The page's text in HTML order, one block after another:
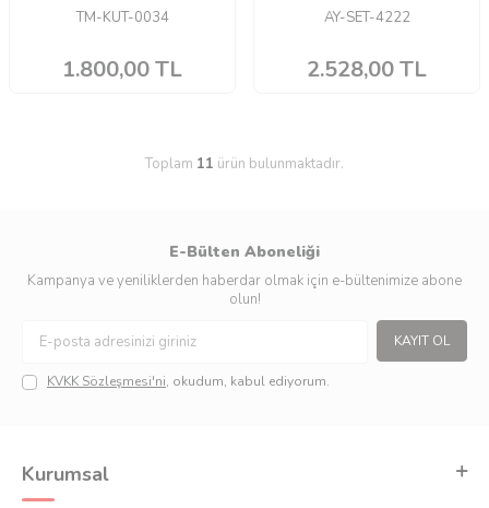
TM-KUT-0034
1.800,00TL
AY-SET-4222
2.528,00TL
Toplam 11 ürün bulunmaktadır.
E-Bülten Aboneliği
Kampanya ve yeniliklerden haberdar olmak için e-bültenimize abone
olun!
KAYIT OL
KVKK Sözleşmesi'ni, okudum, kabul ediyorum.
Kurumsal